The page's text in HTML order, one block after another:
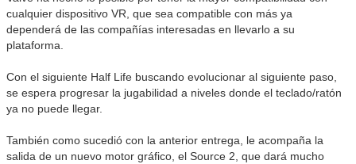
cualquier dispositivo VR, que sea compatible con más ya
dependerá de las compañías interesadas en llevarlo a su
plataforma.
Con el siguiente Half Life buscando evolucionar al siguiente paso,
se espera progresar la jugabilidad a niveles donde el teclado/ratón
ya no puede llegar.
También como sucedió con la anterior entrega, le acompaña la
salida de un nuevo motor gráfico, el Source 2, que dará mucho